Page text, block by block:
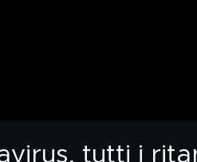
tutti i